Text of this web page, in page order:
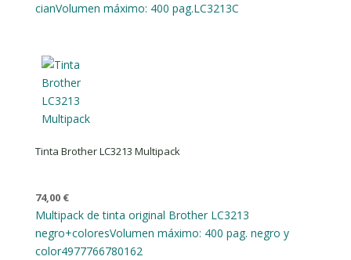
cianVolumen máximo: 400 pag.LC3213C
Tinta Brother LC3213 Multipack
74,00 €
Multipack de tinta original Brother LC3213
negro+coloresVolumen máximo: 400 pag. negro y
color4977766780162